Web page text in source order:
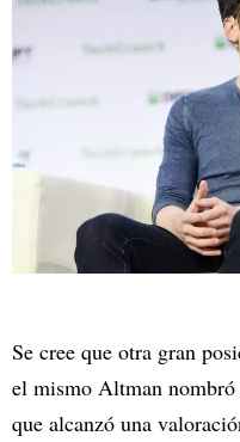
Se cree que otra gran
el mismo Altman
que alcanzó una